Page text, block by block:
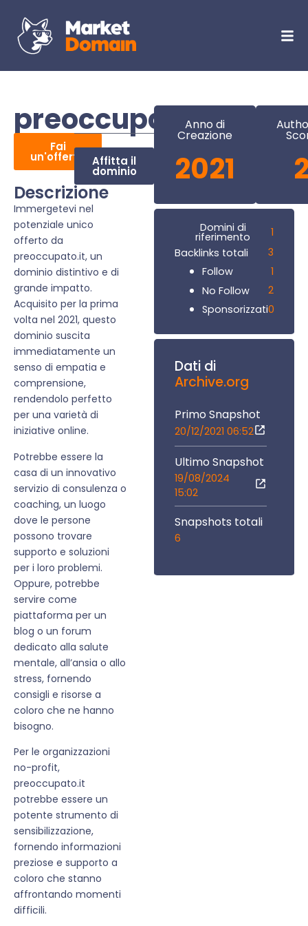
preoccupato.it
Fai
un'offerta Affitta il
dominio
Descrizione
Immergetevi nel
potenziale unico
offerto da
preoccupato.it, un
dominio distintivo e di
grande impatto.
Acquisito per la prima
volta nel 2021, questo
dominio suscita
immediatamente un
senso di empatia e
comprensione,
rendendolo perfetto
per una varietà di
iniziative online.
Potrebbe essere la
casa di un innovativo
servizio di consulenza o
coaching, un luogo
dove le persone
possono trovare
supporto e soluzioni
per i loro problemi.
Oppure, potrebbe
servire come
piattaforma per un
blog o un forum
dedicato alla salute
mentale, all’ansia o allo
stress, fornendo
consigli e risorse a
coloro che ne hanno
bisogno.
Per le organizzazioni
no-profit,
preoccupato.it
potrebbe essere un
potente strumento di
sensibilizzazione,
fornendo informazioni
preziose e supporto a
coloro che stanno
affrontando momenti
difficili.
Anno di
Creazione
2021
Domini di
riferimento
1
Backlinks totali
3
Follow
1
No Follow
2
Sponsorizzati0
Dati di
Archive.org
Primo Snapshot
20/12/2021 06:52
Ultimo Snapshot
19/08/2024
15:02
Snapshots totali
6